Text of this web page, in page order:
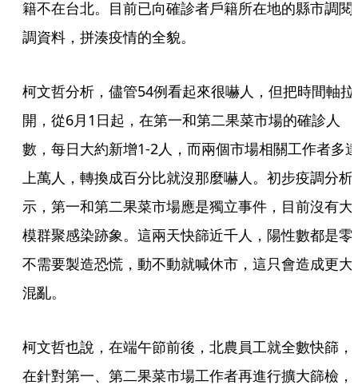
籍不在台北。目前已向確診者戶籍所在地的縣市調閱
調資料，拼湊疫情的全貌。
柯文哲分析，儘管54例看起來很嚇人，但把時間軸拉
開，從6月1日起，在第一和第二果菜市場的確診人
數，每日大約新增1-2人，而兩個市場相關工作者多
上萬人，轉換成百分比就沒那麼嚇人。初步疫調分析
示，第一和第二果菜市場應是獨立事件，目前沒有大
模群聚感染跡象。這兩天快篩近千人，陽性數都是零
不需要製造恐慌，動不動就喊休市，這只會造成更大
混亂。
柯文哲也說，在端午節前後，北農員工就全數快篩，
在針對第一、第二果菜市場工作者再進行擴大篩檢，